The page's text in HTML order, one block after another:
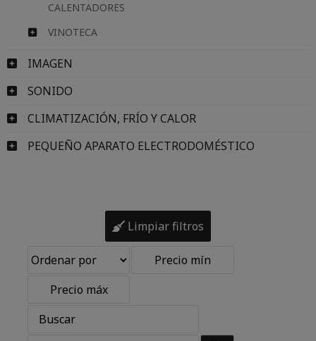
CALENTADORES
VINOTECA
IMAGEN
SONIDO
CLIMATIZACIÓN, FRÍO Y CALOR
PEQUEÑO APARATO ELECTRODOMÉSTICO
Limpiar filtros